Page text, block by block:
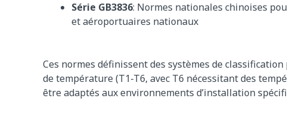
Série GB3836: Normes nationales chinoises
et aéroportuaires nationaux
Ces normes définissent des systèmes de
de température (T1-T6, avec T6 nécessitant des
être adaptés aux environnements d’installation